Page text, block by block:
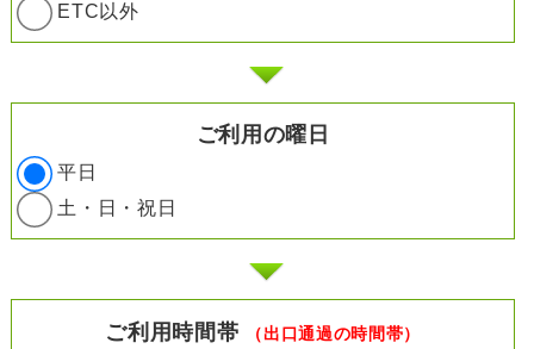
ETC以外
ご利用の曜日
平日
土・日・祝日
ご利用時間帯 （出口通過の時間帯）